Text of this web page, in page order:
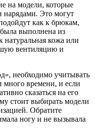
на модели, которые
нарядами. Это могут
как к брюкам,
выполнена из
натуральная кожа или
вентиляцию и
необходимо учитывать
много времени, и если
сказаться на его
стоит выбирать модели
Обратите
ногу и не вызывала